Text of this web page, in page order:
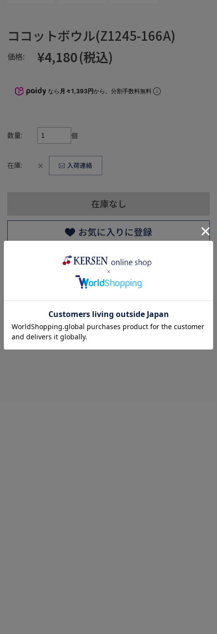
ココットボウル(Z1245-166A)
価格: ¥4,180(税込)
なら 月々1,393円から。分割手数料無料
数量: 個
在庫: ×
返品についての詳細はこちら
レビューはありません